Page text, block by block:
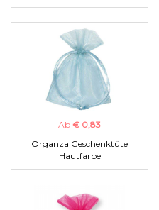
Ab € 0,83
Organza Geschenktüte
Hautfarbe